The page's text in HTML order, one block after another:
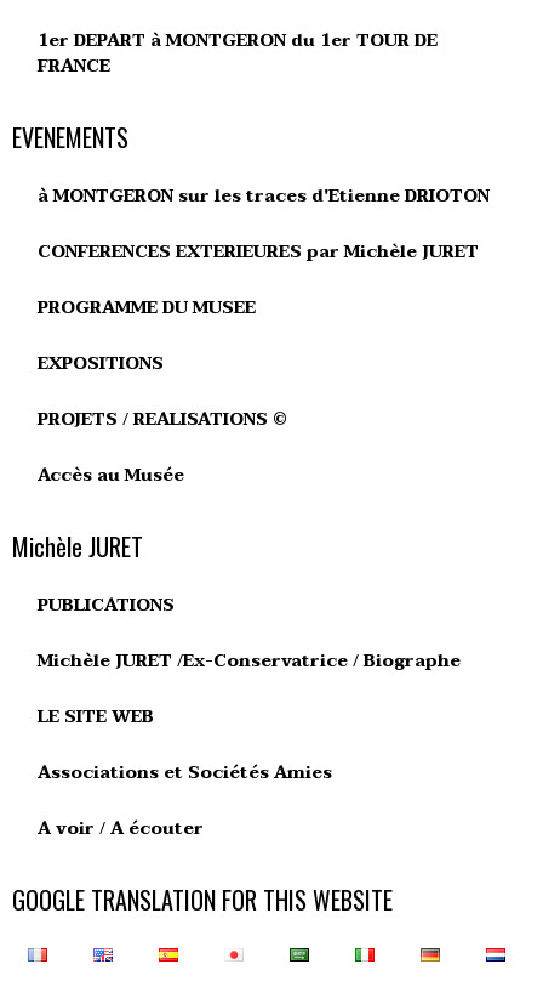
1er DEPART à MONTGERON du 1er TOUR DE
FRANCE
EVENEMENTS
à MONTGERON sur les traces d'Etienne DRIOTON
CONFERENCES EXTERIEURES par Michèle JURET
PROGRAMME DU MUSEE
EXPOSITIONS
PROJETS / REALISATIONS ©
Accès au Musée
Michèle JURET
PUBLICATIONS
Michèle JURET /Ex-Conservatrice / Biographe
LE SITE WEB
Associations et Sociétés Amies
A voir / A écouter
GOOGLE TRANSLATION FOR THIS WEBSITE